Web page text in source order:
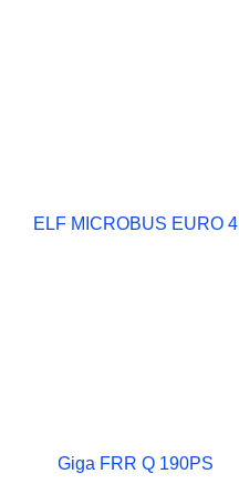
ELF MICROBUS EURO 4
Giga FRR Q 190PS